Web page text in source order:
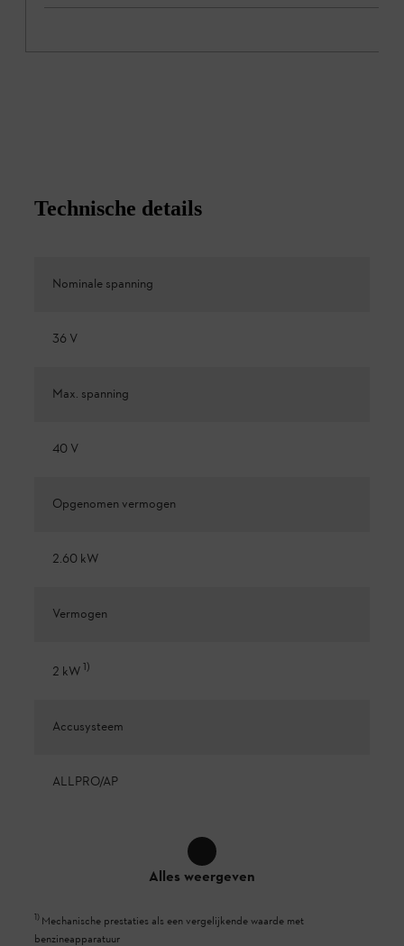
Technische details
Nominale spanning
36 V
Max. spanning
40 V
Opgenomen vermogen
2.60 kW
Vermogen
2 kW1)
Accusysteem
ALLPRO/AP
Alles weergeven
1) Mechanische prestaties als een vergelijkende waarde met
benzineapparatuur